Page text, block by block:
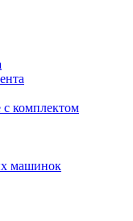
комплектом
машинок